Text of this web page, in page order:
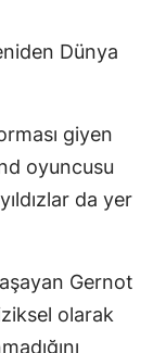
Dünya
giyen
oyuncusu
da yer
Gernot
olarak